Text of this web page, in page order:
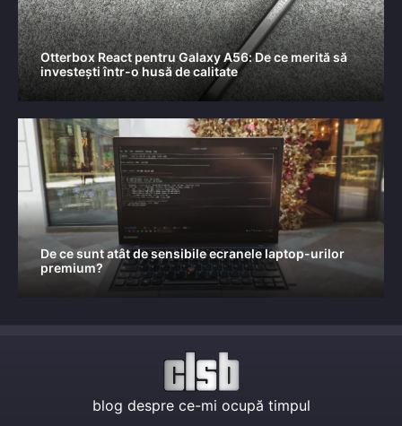
Otterbox React pentru Galaxy A56: De ce merită să
investești într-o husă de calitate
De ce sunt atât de sensibile ecranele laptop-urilor
premium?
blog despre ce-mi ocupă timpul